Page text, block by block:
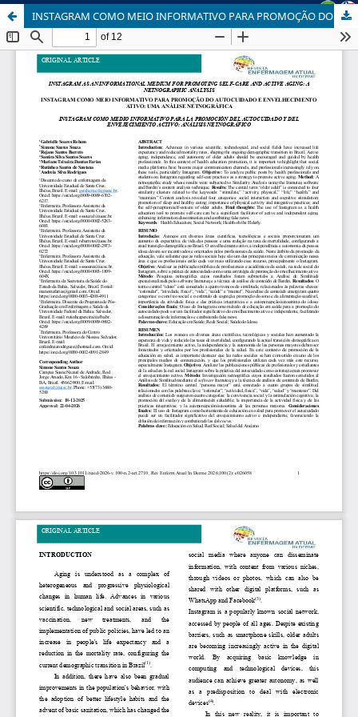
INSTAGRAM COMO MEIO INFORMATIVO PARA PROMOÇÃO DO AUTOCUIDADO E ENVELHECIMENTO ATIVO: UMA ANÁLISE NETNOGRÁFICA